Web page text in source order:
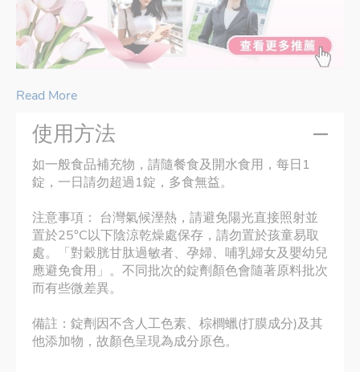
Read More
使用方法
如一般食品補充物，請隨餐食及開水食用，每日1
錠，一日請勿超過1錠，多食無益。
注意事項： 台灣氣候溼熱，請避免陽光直接照射並
置於25°C以下陰涼乾燥處保存，請勿置於孩童易取
處。「對穀胱甘肽過敏者、孕婦、哺乳婦女及嬰幼兒
應避免食用」。不同批次的錠劑顏色會隨著原料批次
而有些微差異。
備註：錠劑因不含人工色素、棕櫚蠟(打膜成分)及其
他添加物，故顏色呈現為成分原色。